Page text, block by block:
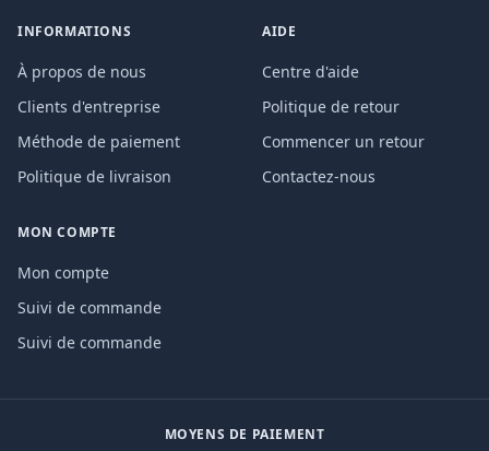
INFORMATIONS
À propos de nous
Clients d'entreprise
Méthode de paiement
Politique de livraison
AIDE
Centre d'aide
Politique de retour
Commencer un retour
Contactez-nous
MON COMPTE
Mon compte
Suivi de commande
Suivi de commande
MOYENS DE PAIEMENT